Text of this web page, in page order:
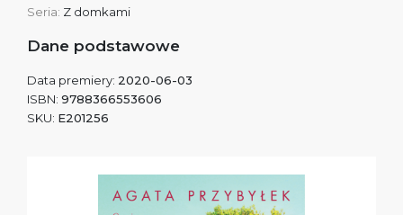
Seria: Z domkami
Dane podstawowe
Data premiery: 2020-06-03
ISBN: 9788366553606
SKU: E201256